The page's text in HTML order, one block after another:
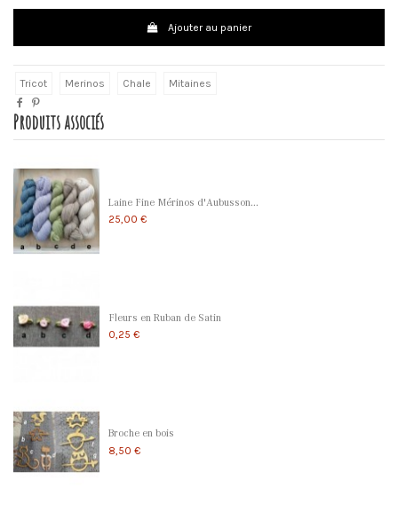
Ajouter au panier
Tricot Merinos Chale Mitaines
Produits associés
Laine Fine Mérinos d'Aubusson...
25,00 €
Fleurs en Ruban de Satin
0,25 €
Broche en bois
8,50 €